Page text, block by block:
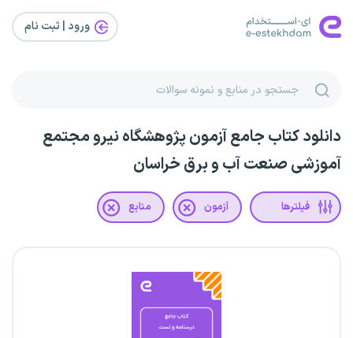
ورود | ثبت‌ نام
دانلود کتاب جامع آزمون پژوهشگاه نیرو مجتمع
آموزشی صنعت آب و برق خراسان
فیلترها آزمون منابع